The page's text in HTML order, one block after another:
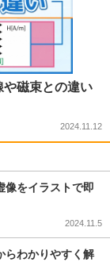
磁束との違い
2024.11.12
像をイラストで即
2024.11.5
らわかりやすく解